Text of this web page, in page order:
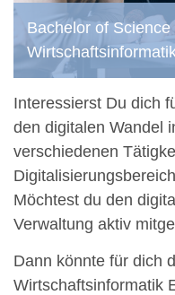
Bachelor of
Interessierst Du dich
den digitalen Wandel
verschiedenen
Möchtest du den
Verwaltung aktiv
Dann könnte für dich
Wirtschaftsinformatik